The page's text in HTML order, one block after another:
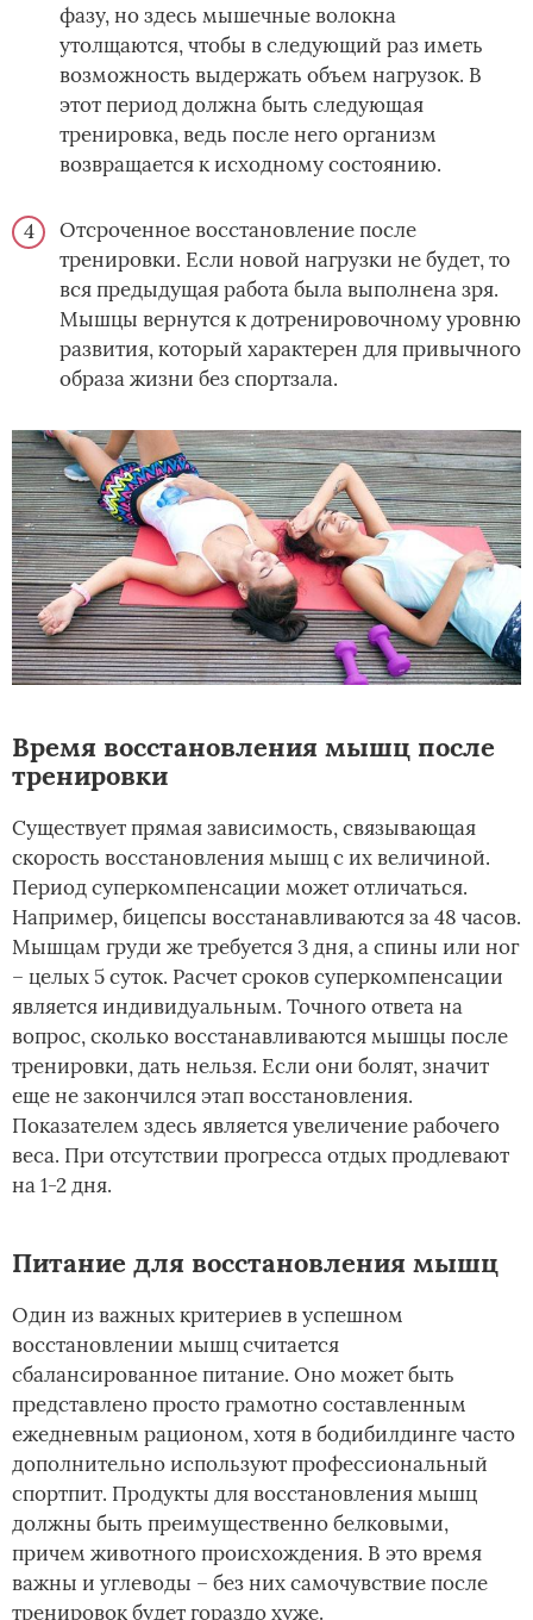
фазу, но здесь мышечные волокна
утолщаются, чтобы в следующий раз иметь
возможность выдержать объем нагрузок. В
этот период должна быть следующая
тренировка, ведь после него организм
возвращается к исходному состоянию.
Отсроченное восстановление после
тренировки. Если новой нагрузки не будет, то
вся предыдущая работа была выполнена зря.
Мышцы вернутся к дотренировочному уровню
развития, который характерен для привычного
образа жизни без спортзала.
Время восстановления мышц после
тренировки
Существует прямая зависимость, связывающая
скорость восстановления мышц с их величиной.
Период суперкомпенсации может отличаться.
Например, бицепсы восстанавливаются за 48 часов.
Мышцам груди же требуется 3 дня, а спины или ног
– целых 5 суток. Расчет сроков суперкомпенсации
является индивидуальным. Точного ответа на
вопрос, сколько восстанавливаются мышцы после
тренировки, дать нельзя. Если они болят, значит
еще не закончился этап восстановления.
Показателем здесь является увеличение рабочего
веса. При отсутствии прогресса отдых продлевают
на 1-2 дня.
Питание для восстановления мышц
Один из важных критериев в успешном
восстановлении мышц считается
сбалансированное питание. Оно может быть
представлено просто грамотно составленным
ежедневным рационом, хотя в бодибилдинге часто
дополнительно используют профессиональный
спортпит. Продукты для восстановления мышц
должны быть преимущественно белковыми,
причем животного происхождения. В это время
важны и углеводы – без них самочувствие после
тренировок будет гораздо хуже.